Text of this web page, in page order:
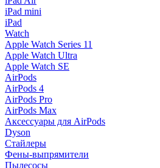
iPad mini
iPad
Watch
Apple Watch Series 11
Apple Watch Ultra
Apple Watch SE
AirPods
AirPods 4
AirPods Pro
AirPods Max
Аксессуары для AirPods
Dyson
Стайлеры
Фены-выпрямители
Пылесосы